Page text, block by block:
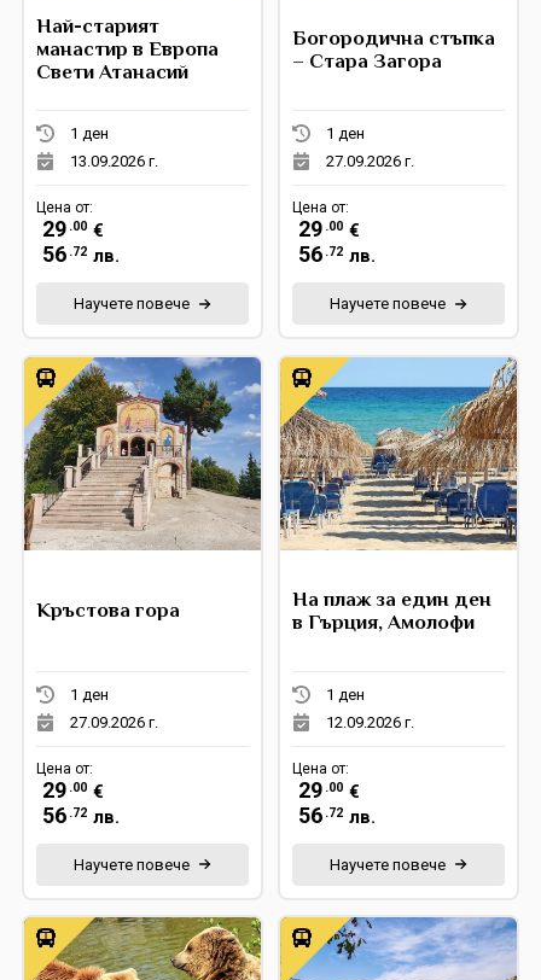
Екскурзии в Румъния
Най-старият
манастир в Европа
Свети Атанасий
1 ден
13.09.2026 г.
Цена от:
29 .00 €
56 .72 лв.
Научете повече
Богородична стъпка
– Стара Загора
1 ден
27.09.2026 г.
Цена от:
29 .00 €
56 .72 лв.
Научете повече
Кръстова гора
1 ден
27.09.2026 г.
Цена от:
29 .00 €
56 .72 лв.
Научете повече
На плаж за един ден
в Гърция, Амолофи
1 ден
12.09.2026 г.
Цена от:
29 .00 €
56 .72 лв.
Научете повече